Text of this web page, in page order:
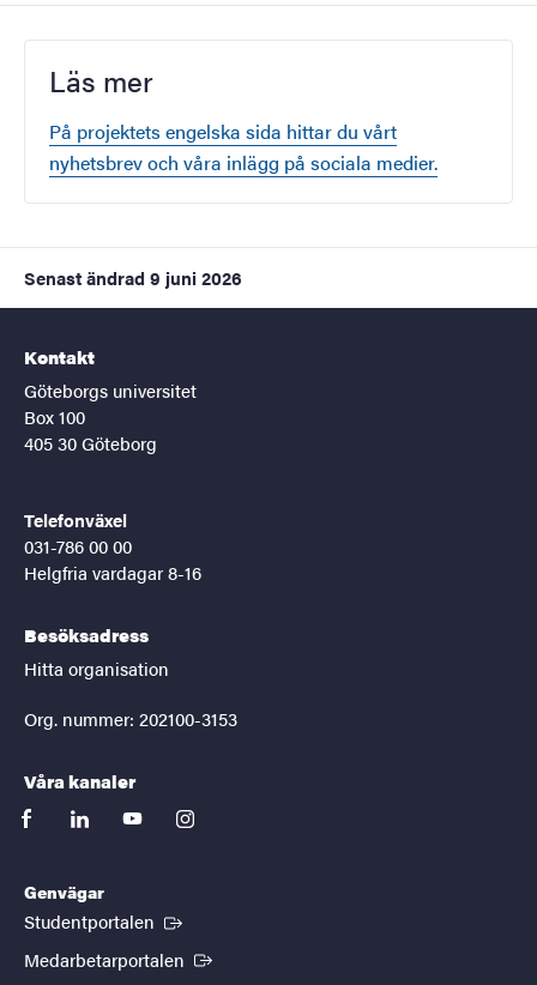
Läs mer
På projektets engelska sida hittar du vårt
nyhetsbrev och våra inlägg på sociala medier.
Senast ändrad 9 juni 2026
Kontakt
Göteborgs universitet
Box 100
405 30 Göteborg
Telefonväxel
031-786 00 00
Helgfria vardagar 8-16
Besöksadress
Hitta organisation
Org. nummer: 202100-3153
Våra kanaler
facebooklinkedinyoutubeinstagram
Genvägar
Studentportalen (Extern länk)
Medarbetarportalen (Extern länk)